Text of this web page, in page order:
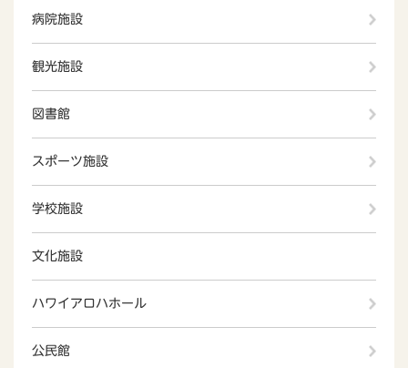
病院施設
観光施設
図書館
スポーツ施設
学校施設
文化施設
ハワイアロハホール
公民館